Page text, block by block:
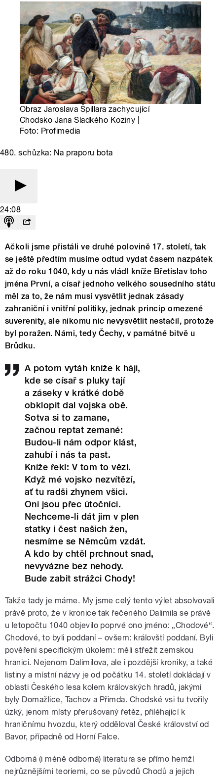
Obraz Jaroslava Špillara zachycující
Chodsko Jana Sladkého Koziny |
Foto: Profimedia
480. schůzka: Na praporu bota
24:08
Ačkoli jsme přistáli ve druhé polovině 17. století, tak
se ještě předtím musíme odtud vydat časem nazpátek
až do roku 1040, kdy u nás vládl kníže Břetislav toho
jména První, a císař jednoho velkého sousedního státu
měl za to, že nám musí vysvětlit jednak zásady
zahraniční i vnitřní politiky, jednak princip omezené
suverenity, ale nikomu nic nevysvětlit nestačil, protože
byl poražen. Námi, tedy Čechy, v památné bitvě u
Brůdku.
A potom vytáh kníže k háji,
kde se císař s pluky tají
a záseky v krátké době
obklopit dal vojska obě.
Sotva si to zamane,
začnou reptat zemané:
Budou-li nám odpor klást,
zahubí i nás ta past.
Kníže řekl: V tom to vězí.
Když mé vojsko nezvítězí,
ať tu radši zhynem všici.
Oni jsou přec útočníci.
Nechceme-li dát jim v plen
statky i čest našich žen,
nesmíme se Němcům vzdát.
A kdo by chtěl prchnout snad,
nevyvázne bez nehody.
Bude zabit strážci Chody!
Takže tady je máme. My jsme celý tento výlet absolvovali
právě proto, že v kronice tak řečeného Dalimila se právě
u letopočtu 1040 objevilo poprvé ono jméno: „Chodové“.
Chodové, to byli poddaní – ovšem: královští poddaní. Byli
pověřeni specifickým úkolem: měli střežit zemskou
hranici. Nejenom Dalimilova, ale i pozdější kroniky, a také
listiny a místní názvy je od počátku 14. století dokládají v
oblasti Českého lesa kolem královských hradů, jakými
byly Domažlice, Tachov a Přimda. Chodské vsi tu tvořily
úzký, jenom místy přerušovaný řetěz, přiléhající k
hraničnímu hvozdu, který odděloval České království od
Bavor, případně od Horní Falce.
Odborná (i méně odborná) literatura se přímo hemží
nejrůznějšími teoriemi, co se původů Chodů a jejich